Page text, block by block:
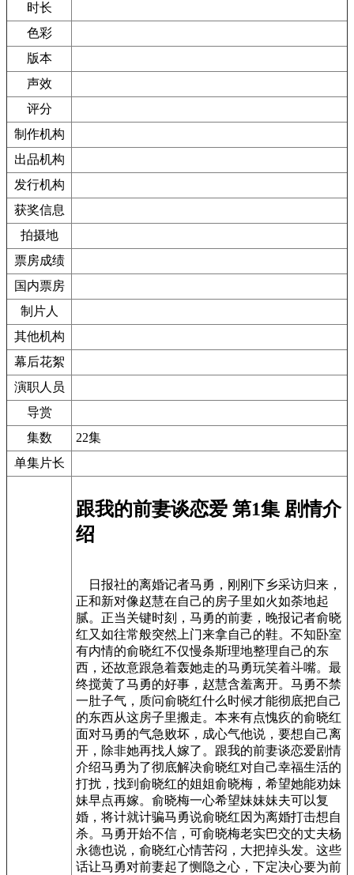
时长
色彩
版本
声效
评分
制作机构
出品机构
发行机构
获奖信息
拍摄地
票房成绩
国内票房
制片人
其他机构
幕后花絮
演职人员
导赏
集数
22集
单集片长
跟我的前妻谈恋爱 第1集 剧情介
绍
日报社的离婚记者马勇，刚刚下乡采访归来，
正和新对像赵慧在自己的房子里如火如荼地起
腻。正当关键时刻，马勇的前妻，晚报记者俞晓
红又如往常般突然上门来拿自己的鞋。不知卧室
有内情的俞晓红不仅慢条斯理地整理自己的东
西，还故意跟急着轰她走的马勇玩笑着斗嘴。最
终搅黄了马勇的好事，赵慧含羞离开。马勇不禁
一肚子气，质问俞晓红什么时候才能彻底把自己
的东西从这房子里搬走。本来有点愧疚的俞晓红
面对马勇的气急败坏，成心气他说，要想自己离
开，除非她再找人嫁了。跟我的前妻谈恋爱剧情
介绍马勇为了彻底解决俞晓红对自己幸福生活的
打扰，找到俞晓红的姐姐俞晓梅，希望她能劝妹
妹早点再嫁。俞晓梅一心希望妹妹妹夫可以复
婚，将计就计骗马勇说俞晓红因为离婚打击想自
杀。马勇开始不信，可俞晓梅老实巴交的丈夫杨
永德也说，俞晓红心情苦闷，大把掉头发。这些
话让马勇对前妻起了恻隐之心，下定决心要为前